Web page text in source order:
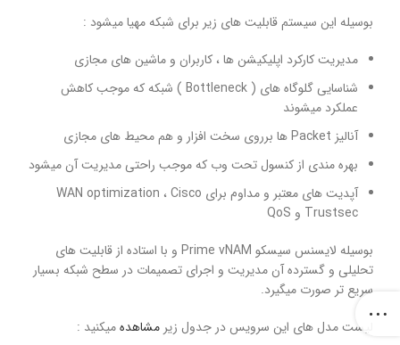
بوسیله این سیستم قابلیت های زیر برای شبکه مهیا میشود :
مدیریت کارکرد اپلیکیشن ها ، کاربران و ماشین های مجازی
شناسایی گلوگاه های ( Bottleneck ) شبکه که موجب کاهش
عملکرد میشوند
آنالیز Packet ها برروی سخت افزار و هم محیط های مجازی
بهره مندی از کنسول تحت وب که موجب راحتی مدیریت آن میشود
آپدیت های معتبر و مداوم برای WAN optimization ، Cisco
Trustsec و QoS
بوسیله لایسنس سیسکو Prime vNAM و با استاده از قابلیت های
تحلیلی و گسترده آن مدیریت و اجرای تصمیمات در سطح شبکه بسیار
سریع تر صورت میگیرد.
لیست مدل های این سرویس در جدول زیر مشاهدهمیکنید :